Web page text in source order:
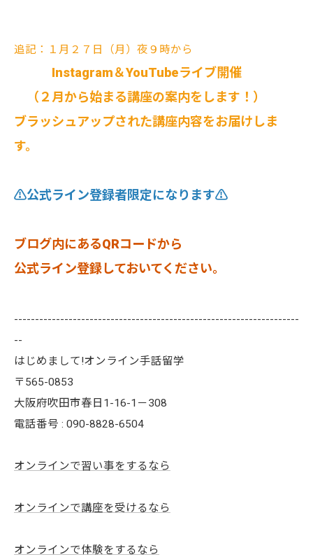
追記：１月２７日（月）夜９時から
Instagram＆YouTubeライブ開催
（２月から始まる講座の案内をします！）
ブラッシュアップされた講座内容をお届けしま
す。
⚠️公式ライン登録者限定になります⚠️
ブログ内にあるQRコードから
公式ライン登録しておいてください。
--------------------------------------------------------------------
--
はじめまして!オンライン手話留学
〒565-0853
大阪府吹田市春日1-16-1－308
電話番号 : 090-8828-6504
オンラインで習い事をするなら
オンラインで講座を受けるなら
オンラインで体験をするなら